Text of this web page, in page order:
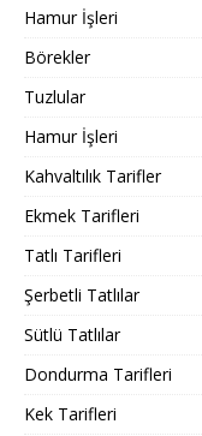
Hamur İşleri
Börekler
Tuzlular
Hamur İşleri
Kahvaltılık Tarifler
Ekmek Tarifleri
Tatlı Tarifleri
Şerbetli Tatlılar
Sütlü Tatlılar
Dondurma Tarifleri
Kek Tarifleri